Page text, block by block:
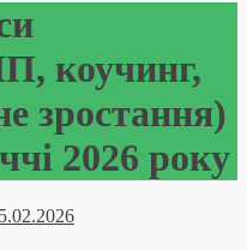
коучинг,
зростання)
2026 року